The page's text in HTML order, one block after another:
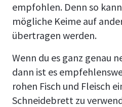
empfohlen. Denn so
mögliche Keime auf
übertragen werden.
Wenn du es ganz genau
dann ist es
rohen Fisch und Fleisch
Schneidebrett zu